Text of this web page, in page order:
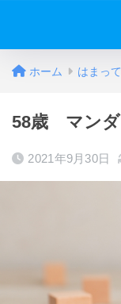
ホーム はまっ
58歳 マンダ
2021年9月30日